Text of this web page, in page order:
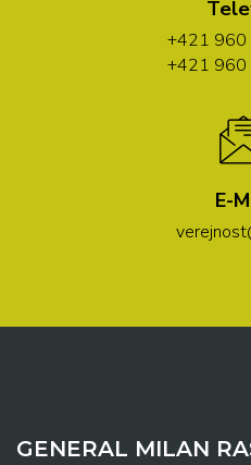
+421
+421
E-
GENERAL MILAN